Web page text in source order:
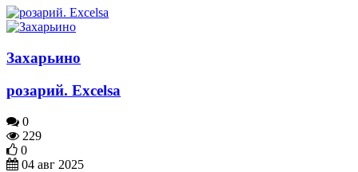
Захарьино
розарий. Excelsa
0
229
0
04 авг 2025